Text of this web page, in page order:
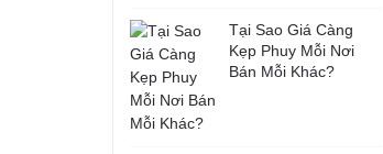
Tại Sao Giá Càng
Kẹp Phuy Mỗi Nơi
Bán Mỗi Khác?